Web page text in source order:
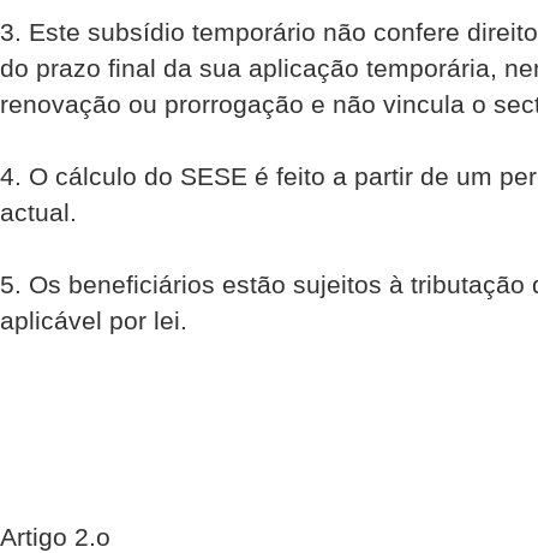
3. Este subsídio temporário não confere
do prazo final da sua aplicação temporária,
renovação ou prorrogação e não vincula o
4. O cálculo do SESE é feito a partir de um
actual.
5. Os beneficiários estão sujeitos à tributação
aplicável por lei.
Artigo 2.o